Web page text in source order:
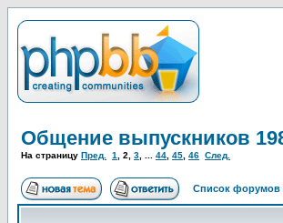
Общение выпускников
На страницу Пред. 1 2 3 44 45 46 След.
Список форумов